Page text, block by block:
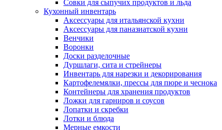
Совки для сыпучих продуктов и льда
Кухонный инвентарь
Аксессуары для итальянской кухни
Аксессуары для паназиатской кухни
Венчики
Воронки
Доски разделочные
Дуршлаги, сита и стрейнеры
Инвентарь для нарезки и декорирования
Картофелемялки, прессы для пюре и чеснока
Контейнеры для хранения продуктов
Ложки для гарниров и соусов
Лопатки и скребки
Лотки и блюда
Мерные емкости